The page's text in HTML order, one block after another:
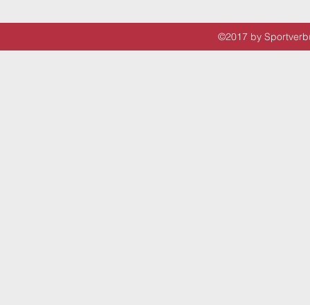
©2017 by